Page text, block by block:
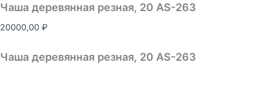
Чаша деревянная резная, 20 AS-263
20000,00 ₽
Чаша деревянная резная, 20 AS-263